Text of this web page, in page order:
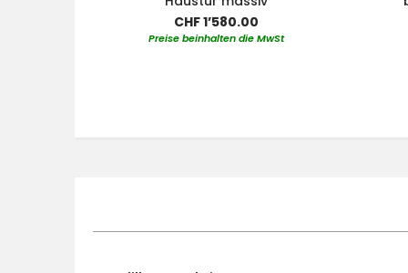
CHF 1’580.00
Preise beinhalten die MwSt